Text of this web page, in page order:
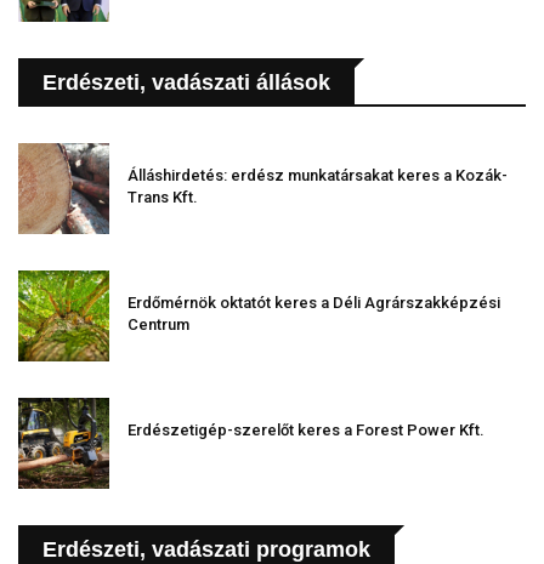
Erdészeti, vadászati állások
Álláshirdetés: erdész munkatársakat keres a Kozák-
Trans Kft.
Erdőmérnök oktatót keres a Déli Agrárszakképzési
Centrum
Erdészetigép-szerelőt keres a Forest Power Kft.
Erdészeti, vadászati programok